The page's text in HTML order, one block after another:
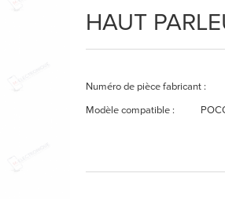
HAUT
Numéro de pièce fabricant :
Modèle compatible :